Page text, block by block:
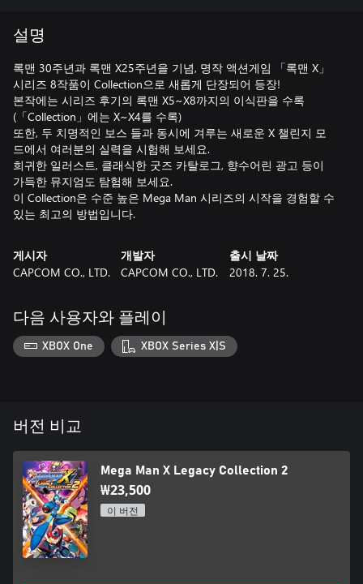
설명
록맨 30주년과 록맨 X25주년을 기념, 명작 액션게임 「록맨 X」
시리즈 8작품이 Collection으로 새롭게 단장되어 등장!
본작에는 시리즈 후기의 록맨 X5~X8까지의 이식판을 수록
(「Collection」에는 X~X4를 수록)
또한, 두 치명적인 보스 들과 동시에 겨루는 새로운 X 챌린지 모
드에서 여러분의 실력을 시험해 보세요.
희귀한 일러스트, 클래식한 굿즈 카탈로그, 향수어린 광고 등이
가득한 뮤지엄도 탐험해 보세요.
이 Collection은 수준 높은 Mega Man 시리즈의 시작을 경험할 수
있는 최고의 방법입니다.
게시자
CAPCOM CO., LTD.
개발자
CAPCOM CO., LTD.
출시 날짜
2018. 7. 25.
다음 사용자와 플레이
XBOX One XBOX Series X|S
버전 비교
Mega Man X Legacy Collection 2
₩23,500
이 버전